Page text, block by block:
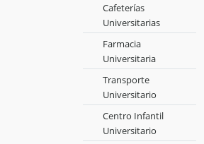
Cafeterías
Universitarias
Farmacia
Universitaria
Transporte
Universitario
Centro Infantil
Universitario